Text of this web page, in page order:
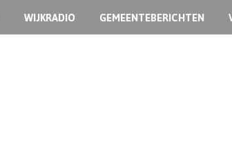
WIJKRADIO GEMEENTEBERICHTEN